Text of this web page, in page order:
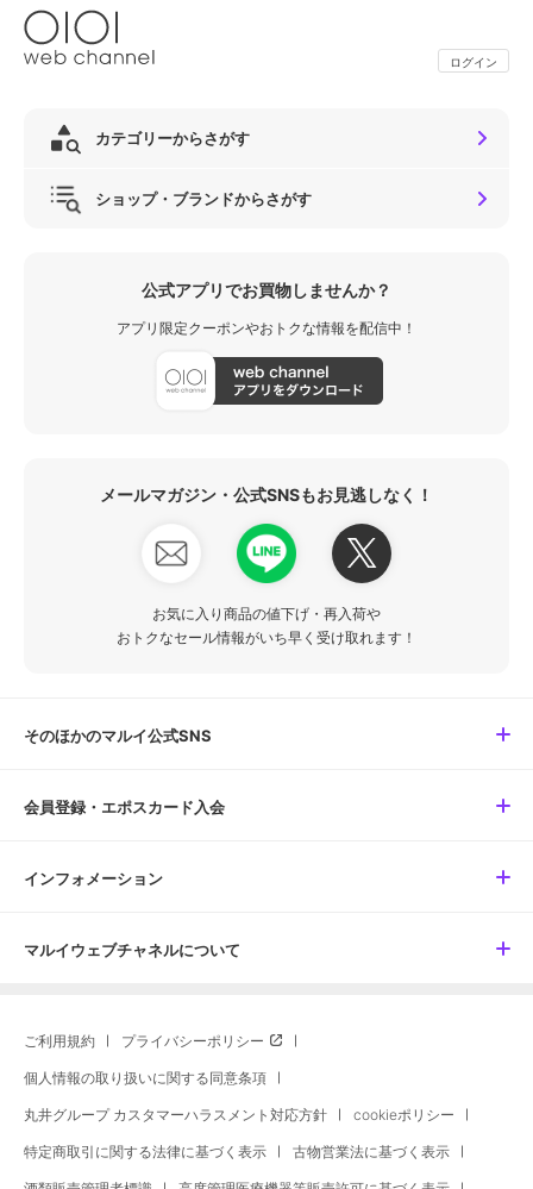
ログイン
カテゴリーからさがす
ショップ・ブランドからさがす
公式アプリでお買物しませんか？
アプリ限定クーポンやおトクな情報を配信中！
メールマガジン・公式SNSもお見逃しなく！
お気に入り商品の値下げ・再入荷や
おトクなセール情報がいち早く受け取れます！
そのほかのマルイ公式SNS
会員登録・エポスカード入会
インフォメーション
マルイウェブチャネルについて
ご利用規約 プライバシーポリシー
個人情報の取り扱いに関する同意条項
丸井グループ カスタマーハラスメント対応方針 cookieポリシー
特定商取引に関する法律に基づく表示 古物営業法に基づく表示